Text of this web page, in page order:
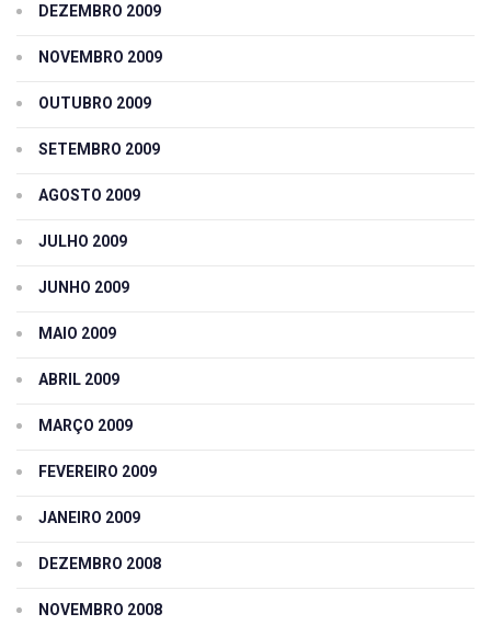
DEZEMBRO 2009
NOVEMBRO 2009
OUTUBRO 2009
SETEMBRO 2009
AGOSTO 2009
JULHO 2009
JUNHO 2009
MAIO 2009
ABRIL 2009
MARÇO 2009
FEVEREIRO 2009
JANEIRO 2009
DEZEMBRO 2008
NOVEMBRO 2008